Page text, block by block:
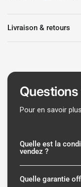
Livraison & retours
Pour en savoir
Quelle est la
vendez ?
Quelle garantie